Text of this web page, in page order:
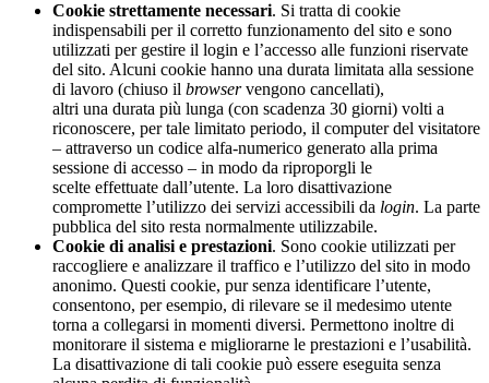
Cookie strettamente necessari. Si tratta di cookie
indispensabili per il corretto funzionamento del sito e sono
utilizzati per gestire il login e l’accesso alle funzioni riservate
del sito. Alcuni cookie hanno una durata limitata alla sessione
di lavoro (chiuso il browser vengono cancellati),
altri una durata più lunga (con scadenza 30 giorni) volti a
riconoscere, per tale limitato periodo, il computer del visitatore
– attraverso un codice alfa-numerico generato alla prima
sessione di accesso – in modo da riproporgli le
scelte effettuate dall’utente. La loro disattivazione
compromette l’utilizzo dei servizi accessibili da login. La parte
pubblica del sito resta normalmente utilizzabile.
Cookie di analisi e prestazioni. Sono cookie utilizzati per
raccogliere e analizzare il traffico e l’utilizzo del sito in modo
anonimo. Questi cookie, pur senza identificare l’utente,
consentono, per esempio, di rilevare se il medesimo utente
torna a collegarsi in momenti diversi. Permettono inoltre di
monitorare il sistema e migliorarne le prestazioni e l’usabilità.
La disattivazione di tali cookie può essere eseguita senza